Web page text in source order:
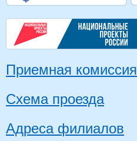
Приемная комиссия
Схема проезда
Адреса филиалов